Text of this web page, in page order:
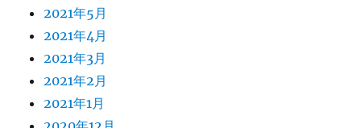
2021年5月
2021年4月
2021年3月
2021年2月
2021年1月